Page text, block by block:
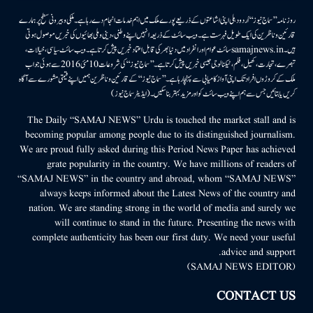
روزنامہ ’’سماج نیوز‘‘ اُردو دہلی اپنی اشاعتوں کے ذریعے پورے ملک میں اہم خدمات انجام دے رہا ہے۔ ملکی وبیرونی سطح پر ہمارے
قارئین وناظرین کی ایک طویل فہرست ہے۔ ویب سائٹ کے ذریعہ انہیں اپنے وطنی، دینی وملی بھائیوں کی خبریں موصول ہوتی
ہیں۔samajnews.inسائٹ عوام اور انفراد میں دنیا بھر کی قابل اعتماد خبریں پیش کرتا ہے۔ ویب سائٹ سیاسی، خیالات،
تبصرے، تجارت، کھیل، فلم، ٹیکنالوجی جیسی خبریں پیش کرتا ہے۔ ’’سماج نیوز‘‘ کی شروعات 10مئی 2016 سے ہوئی جو اب
ملک کے کروڑوں افراد تک اپنی آواز کامیابی سے پہنچا رہا ہے۔ ’’سماج نیوز‘‘ کے قارئین وناظرین ہمیں اپنے قیمتی مشورے سے آگاہ
کریں یا بتائیں جس سے ہم اپنے ویب سائٹ کو اور مزید بہتر بناسکیں۔ (ایڈیٹر سماج نیوز)
The Daily “SAMAJ NEWS” Urdu is touched the market stall and is
becoming popular among people due to its distinguished journalism.
We are proud fully asked during this Period News Paper has achieved
grate popularity in the country. We have millions of readers of
“SAMAJ NEWS” in the country and abroad, whom “SAMAJ NEWS”
always keeps informed about the Latest News of the country and
nation. We are standing strong in the world of media and surely we
will continue to stand in the future. Presenting the news with
complete authenticity has been our first duty. We need your useful
advice and support.
(SAMAJ NEWS EDITOR)
CONTACT US